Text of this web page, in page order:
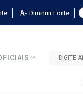
Diminuir Fonte